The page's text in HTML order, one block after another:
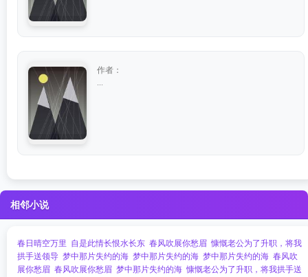
作者：
相邻小说
春日晴空万里 自是此情长恨水长东 春风吹展你愁眉 慷慨老公为了升职，将我
拱手送领导 梦中那片失约的海 梦中那片失约的海 梦中那片失约的海 春风吹
展你愁眉 春风吹展你愁眉 梦中那片失约的海 慷慨老公为了升职，将我拱手送